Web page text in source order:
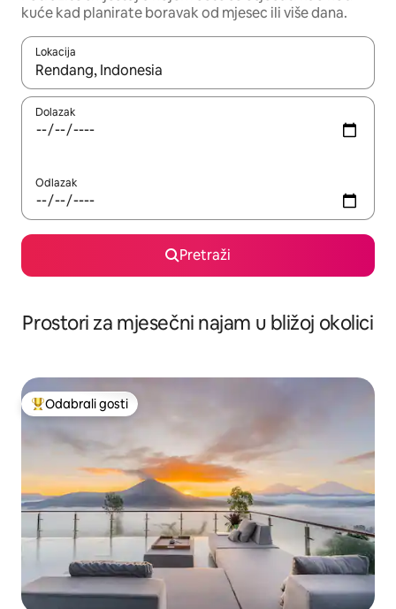
kuće kad planirate boravak od mjesec ili više dana.
Lokacija
Kada budu dostupni rezultati, moći ćete ih pregledati
Dolazak
Odlazak
Pretraži
Prostori za mjesečni najam u bližoj okolici
Među najviše rangiranima s oznakom „Odabrali gosti”
Odabrali gosti